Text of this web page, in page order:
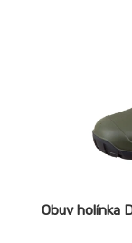
Obuv holínka